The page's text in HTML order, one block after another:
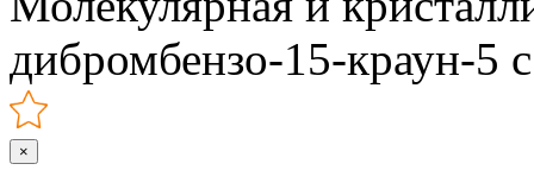
дибромбензо-15-краун-5
×